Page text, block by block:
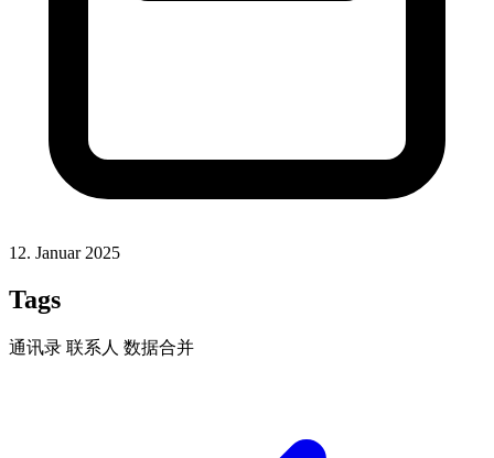
12. Januar 2025
Tags
通讯录 联系人 数据合并